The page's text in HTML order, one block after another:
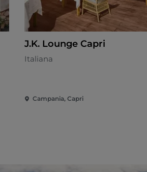
J.K. Lounge Capri
Italiana
Campania, Capri